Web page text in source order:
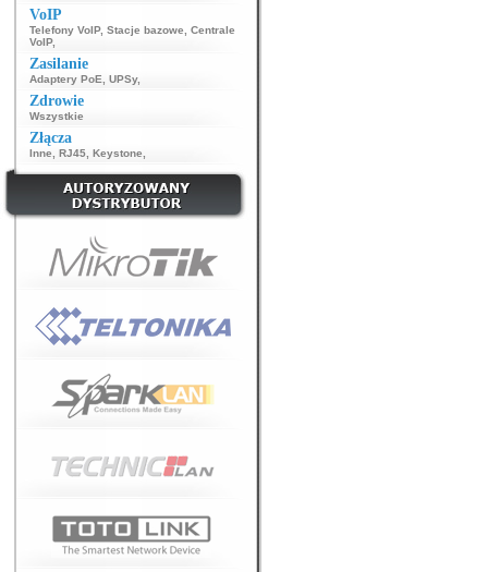
VoIP
Telefony VoIP, Stacje bazowe
Centrale
VoIP,
Zasilanie
Adaptery PoE UPSy,
Zdrowie
Wszystkie
Złącza
Inne RJ45 Keystone